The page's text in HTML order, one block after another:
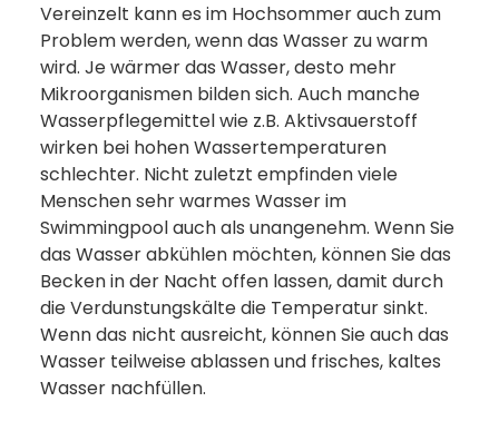
Vereinzelt kann es im Hochsommer auch zum
Problem werden, wenn das Wasser zu warm
wird. Je wärmer das Wasser, desto mehr
Mikroorganismen bilden sich. Auch manche
Wasserpflegemittel wie z.B. Aktivsauerstoff
wirken bei hohen Wassertemperaturen
schlechter. Nicht zuletzt empfinden viele
Menschen sehr warmes Wasser im
Swimmingpool auch als unangenehm. Wenn Sie
das Wasser abkühlen möchten, können Sie das
Becken in der Nacht offen lassen, damit durch
die Verdunstungskälte die Temperatur sinkt.
Wenn das nicht ausreicht, können Sie auch das
Wasser teilweise ablassen und frisches, kaltes
Wasser nachfüllen.